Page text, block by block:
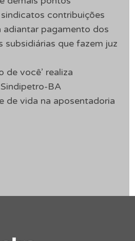
contribuições
adiantar pagamento dos
subsidiárias que fazem juz
de você’ realiza
BA
de vida na aposentadoria